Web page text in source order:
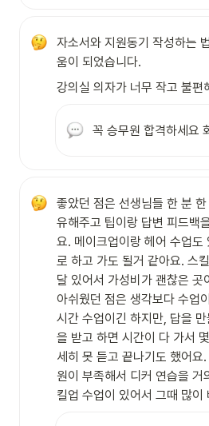
자소서와 지원동기 작성하는
움이 되었습니다.
강의실 의자가 너무 작고 불편
꼭 승무원 합격하세요
좋았던 점은 선생님들 한 분
유해주고 팁이랑 답변 피드백
요. 메이크업이랑 헤어 수업도
로 하고 가도 될거 같아요. 스
달 있어서 가성비가 괜찮은 곳
아쉬웠던 점은 생각보다 수업
시간 수업이긴 하지만, 답을
을 받고 하면 시간이 다 가서
세히 못 듣고 끝나기도 했어요
원이 부족해서 디커 연습을 거
킬업 수업이 있어서 그때 많이